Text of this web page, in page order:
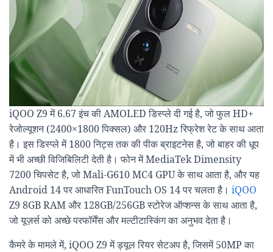
iQOO Z9 में 6.67 इंच की AMOLED डिस्प्ले दी गई है, जो फुल HD+
रेजोल्यूशन (2400×1800 पिक्सल) और 120Hz रिफ्रेश रेट के साथ आता
है। इस डिस्प्ले में 1800 निट्स तक की पीक ब्राइटनेस है, जो बाहर की धूप
में भी अच्छी विजिबिलिटी देती है। फोन में MediaTek Dimensity
7200 चिपसेट है, जो Mali-G610 MC4 GPU के साथ आता है, और यह
Android 14 पर आधारित FunTouch OS 14 पर चलता है। iQOO
Z9 8GB RAM और 128GB/256GB स्टोरेज ऑप्शन्स के साथ आता है,
जो यूज़र्स को अच्छे परफॉर्मेंस और मल्टीटास्किंग का अनुभव देता है।
कैमरे के मामले में, iQOO Z9 में ड्यूल रियर सेटअप है, जिसमें 50MP का